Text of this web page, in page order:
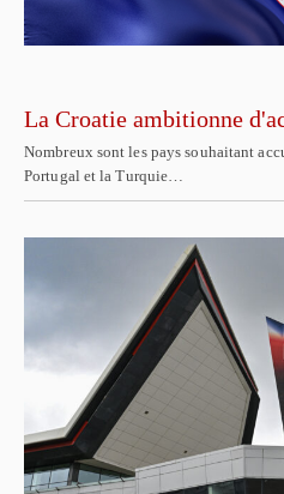
La Croatie ambitionne
Nombreux sont les pays souhaitant
Portugal et la Turquie…